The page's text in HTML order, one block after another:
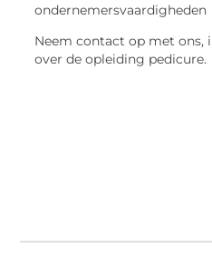
ondernemersvaardigheden
Neem contact op met ons,
over de opleiding pedicure.